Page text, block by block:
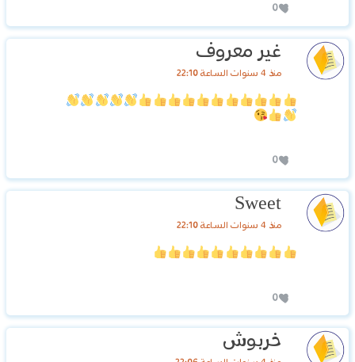
0
غير معروف
منذ 4 سنوات الساعة 22:10
0
Sweet
منذ 4 سنوات الساعة 22:10
0
خربوش